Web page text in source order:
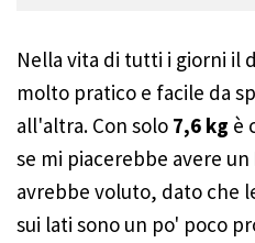
Nella vita di tutti i giorni il
molto pratico e facile da
all'altra. Con solo 7,6 kg è
se mi piacerebbe avere un
avrebbe voluto, dato che
sui lati sono un po' poco